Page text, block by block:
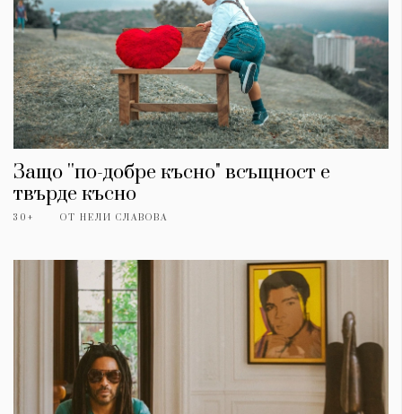
Защо ''по-добре късно" всъщност е
твърде късно
30+ ОТ НЕЛИ СЛАВОВА